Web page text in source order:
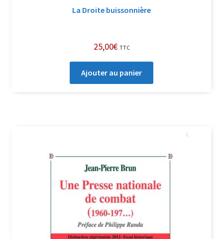
La Droite buissonnière
25,00€ TTC
Ajouter au panier